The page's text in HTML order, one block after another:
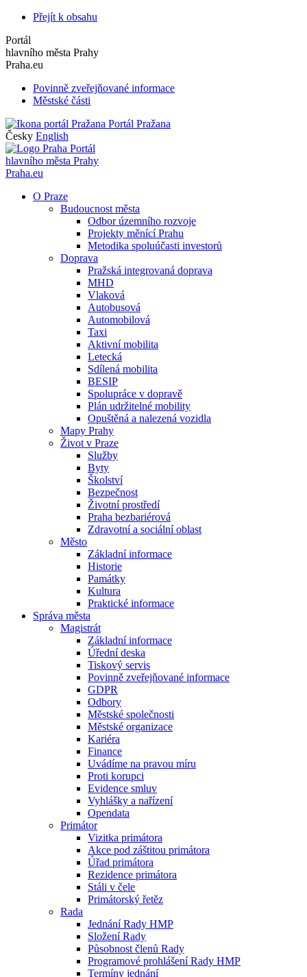
Přejít k obsahu
Portál
hlavního města Prahy
Praha.eu
Povinně zveřejňované informace
Městské části
Portál Pražana
Česky English
Portál
hlavního města Prahy
Praha.eu
O Praze
Budoucnost města
Odbor územního rozvoje
Projekty měnící Prahu
Metodika spoluúčasti investorů
Doprava
Pražská integrovaná doprava
MHD
Vlaková
Autobusová
Automobilová
Taxi
Aktivní mobilita
Letecká
Sdílená mobilita
BESIP
Spolupráce v dopravě
Plán udržitelné mobility
Opuštěná a nalezená vozidla
Mapy Prahy
Život v Praze
Služby
Byty
Školství
Bezpečnost
Životní prostředí
Praha bezbariérová
Zdravotní a sociální oblast
Město
Základní informace
Historie
Památky
Kultura
Praktické informace
Správa města
Magistrát
Základní informace
Úřední deska
Tiskový servis
Povinně zveřejňované informace
GDPR
Odbory
Městské společnosti
Městské organizace
Kariéra
Finance
Uvádíme na pravou míru
Proti korupci
Evidence smluv
Vyhlášky a nařízení
Opendata
Primátor
Vizitka primátora
Akce pod záštitou primátora
Úřad primátora
Rezidence primátora
Stáli v čele
Primátorský řetěz
Rada
Jednání Rady HMP
Složení Rady
Působnost členů Rady
Programové prohlášení Rady HMP
Termíny jednání